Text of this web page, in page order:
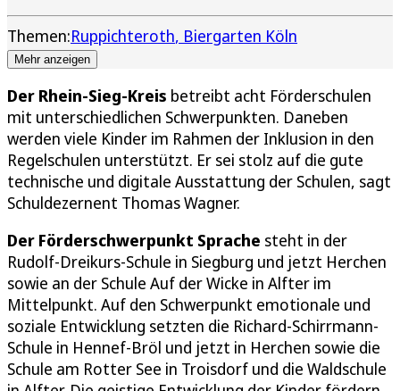
Themen:Ruppichteroth Biergarten Köln
Mehr anzeigen
Der Rhein-Sieg-Kreis betreibt acht Förderschulen
mit unterschiedlichen Schwerpunkten. Daneben
werden viele Kinder im Rahmen der Inklusion in den
Regelschulen unterstützt. Er sei stolz auf die gute
technische und digitale Ausstattung der Schulen, sagt
Schuldezernent Thomas Wagner.
Der Förderschwerpunkt Sprache steht in der
Rudolf-Dreikurs-Schule in Siegburg und jetzt Herchen
sowie an der Schule Auf der Wicke in Alfter im
Mittelpunkt. Auf den Schwerpunkt emotionale und
soziale Entwicklung setzten die Richard-Schirrmann-
Schule in Hennef-Bröl und jetzt in Herchen sowie die
Schule am Rotter See in Troisdorf und die Waldschule